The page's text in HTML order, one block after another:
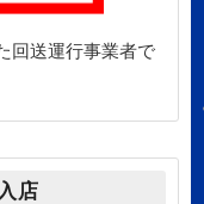
回送運行事業者で
店